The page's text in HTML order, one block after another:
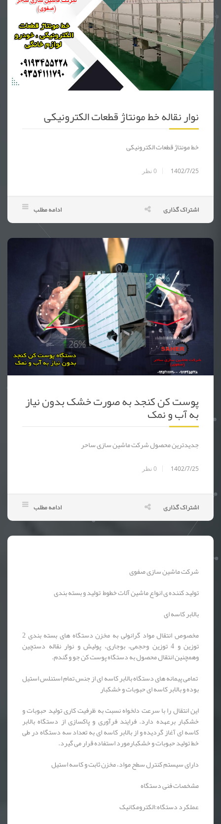
نوار نقاله خط مونتاژ قطعات الکترونیکی
خط مونتاژ قطعات الکترونیکی
1402/7/25
0نظر
ادامه مطلب اشتراک گذاری
پوست کن کنجد به صورت خشک بدون نیاز
به آب و نمک
جدیدترین محصول شرکت ماشین سازی ساحر
1402/7/25
0نظر
ادامه مطلب اشتراک گذاری
شرکت ماشین سازی صفوی
تولید کننده ی انواع ماشین آلات خطوط تولید و بسته بندی
بالابر کاسه ای
مخصوص انتقال مواد گرانولی به مخزن دستگاه های بسته بندی 2
توزین و 4 توزین وحجمی، بوجاری، پولیش و نوار نقاله دستچین
وهمچنین انتقال محصول به دستگاه پوست کن جو و گندم.
تمامی پیمانه های دستگاه بالابر کاسه ای از جنس تمام استنلس استیل
بوده و بالابر کاسه ای حبوبات و خشکبار
این انتقال را با سرعت دلخواه نسبت به ظرفیت کاری تولید حبوبات و
خشکبار برعهده دارد. فرایند فرآوری و پاکسازی از دستگاه بالابر
کاسه ای آغاز گردیده و از بالابر کاسه ای به تعداد سه دستگاه در طی
خط تولید حبوبات و خشکبارمورد استفاده قرار می گیرد.
دارای سیستم کنترل سطح مواد، مخزن ثابت و کاسه استیل
مشخصات فنی دستگاه
عملکرد دستگاه:الکترومکانیک